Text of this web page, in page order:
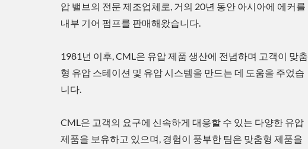
압 밸브의 전문 제조업체로, 거의 20년 동안 아시아에 에커를
내부 기어 펌프를 판매해왔습니다.
1981년 이후, CML은 유압 제품 생산에 전념하며 고객이 맞춤
형 유압 스테이션 및 유압 시스템을 만드는 데 도움을 주었습
니다.
CML은 고객의 요구에 신속하게 대응할 수 있는 다양한 유압
제품을 보유하고 있으며, 경험이 풍부한 팀은 맞춤형 제품을